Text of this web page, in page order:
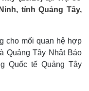
tỉnh Quảng Tây,
cho mối quan hệ hợp
Quảng Tây Nhật Báo
Quốc tế Quảng Tây